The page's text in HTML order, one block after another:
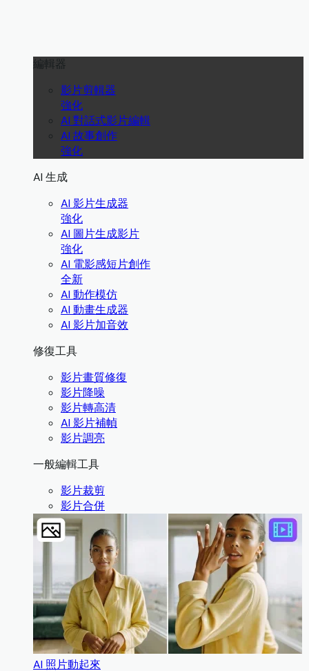
編輯器
影片剪輯器
強化
AI 對話式影片編輯
AI 故事創作
強化
AI 生成
AI 影片生成器
強化
AI 圖片生成影片
強化
AI 電影感短片創作
全新
AI 動作模仿
AI 動畫生成器
AI 影片加音效
修復工具
影片畫質修復
影片降噪
影片轉高清
AI 影片補幀
影片調亮
一般編輯工具
影片裁剪
影片合併
AI 照片動起來